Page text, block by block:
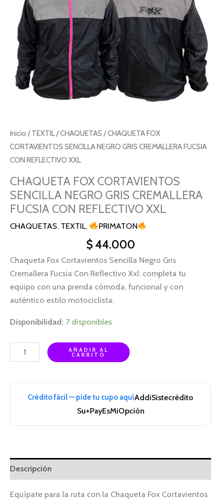
Inicio / TEXTIL/CHAQUETAS / CHAQUETA FOX
CORTAVIENTOS SENCILLA NEGRO GRIS CREMALLERA FUCSIA
CON REFLECTIVO XXL
CHAQUETA FOX CORTAVIENTOS
SENCILLA NEGRO GRIS CREMALLERA
FUCSIA CON REFLECTIVO XXL
CHAQUETAS, TEXTIL, PRIMATON
$44.000
Chaqueta Fox Cortavientos Sencilla Negro Gris
Cremallera Fucsia Con Reflectivo Xxl: completa tu
equipo con una prenda cómoda, funcional y con
auténtico estilo motociclista.
Disponibilidad: 7 disponibles
FUCSIA
CON
REFLECTIVO
XXL
cantidad
AÑADIR AL
CARRITO
Crédito fácil — pide tu cupo aquíAddiSistecrédito
Su+PayEsMiOpción
Descripción
Equípate para la ruta con la Chaqueta Fox Cortavientos